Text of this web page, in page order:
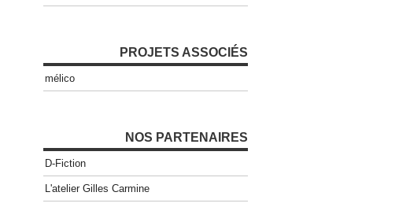
PROJETS ASSOCIÉS
mélico
NOS PARTENAIRES
D-Fiction
L'atelier Gilles Carmine